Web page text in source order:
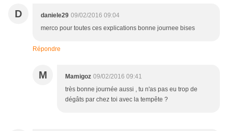
D daniele29 09/02/2016 09:04
merco pour toutes ces explications bonne journee bises
Répondre
M Mamigoz 09/02/2016 09:41
très bonne journée aussi , tu n'as pas eu trop de
dégâts par chez toi avec la tempête ?